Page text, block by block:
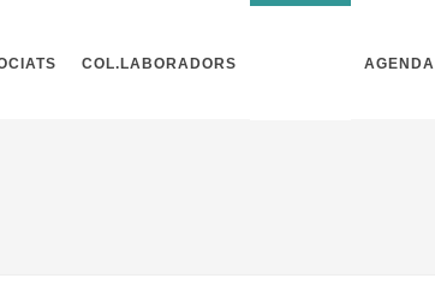
COL.LABORADORS AGENDA